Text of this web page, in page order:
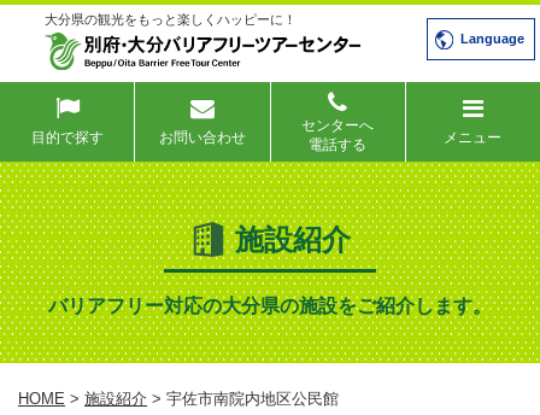
大分県の観光をもっと楽しくハッピーに！
Language
目的で探す お問い合わせ
センターへ
電話する
メニュー
施設紹介
バリアフリー対応の大分県の施設をご紹介します。
HOME > 施設紹介 > 宇佐市南院内地区公民館